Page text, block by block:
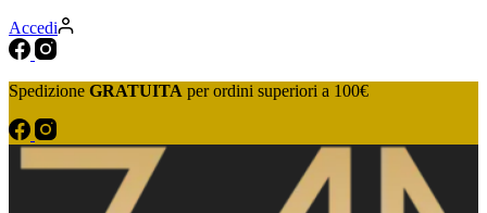
Accedi
Spedizione GRATUITA per ordini superiori a 100€